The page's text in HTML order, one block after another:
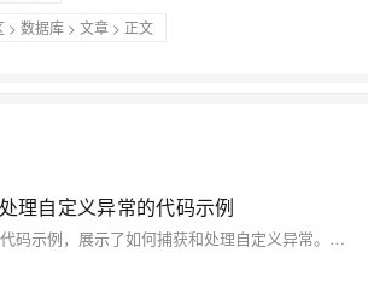
> 数据库 > 文章 > 正文
理自定义异常的代码示例
本文提供了一个 Java 代码示例，展示了如何捕获和处理自定义异常。通过创建自定义异常类并使用 try-catch 语句，可以更灵活地处理程序中的错误情况。